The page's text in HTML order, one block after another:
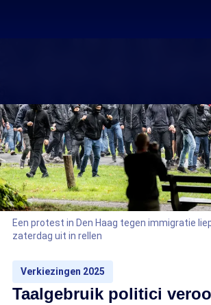
Een protest in Den Haag tegen immigratie
zaterdag uit in rellen
Verkiezingen 2025
Taalgebruik politici